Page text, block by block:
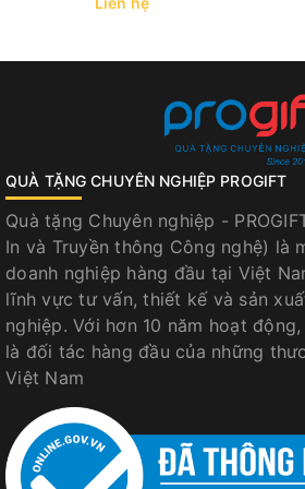
Áo mưa cánh dơi làm bằng vải dù
độ bền và khả năng
Về chất liệu
Điểm nổi bật đầu tiên của áo mưa
cấp nằm ở chính chất liệu cấu tạo
được sử dụng cho loại áo mưa
vải dù thông thường mà là loại
dệt từ những sợi polyester hoặc
mật độ dày dặn.
QUÀ TẶNG CHUYÊN NGHIỆP PROGIFT
Quà tặng Chuyên nghiệp -
In và Truyền thông Công nghệ) là
doanh nghiệp hàng đầu tại Việt
lĩnh vực tư vấn, thiết kế và sản
nghiệp. Với hơn 10 năm hoạt động,
là đối tác hàng đầu của những
Việt Nam